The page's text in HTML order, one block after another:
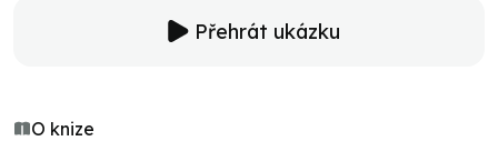
Přehrát ukázku
O knize